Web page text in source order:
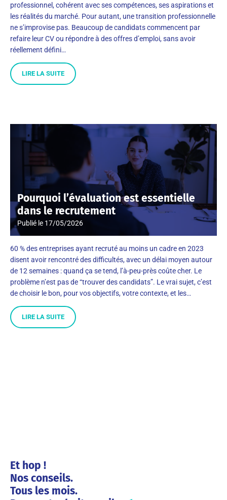
professionnel, cohérent avec ses compétences, ses aspirations et
les réalités du marché. Pour autant, une transition professionnelle
ne s’improvise pas. Beaucoup de candidats commencent par
refaire leur CV ou répondre à des offres d’emploi, sans avoir
réellement défini…
LIRE LA SUITE
Pourquoi l’évaluation est essentielle
dans le recrutement
Publié le 17/05/2026
60 % des entreprises ayant recruté au moins un cadre en 2023
disent avoir rencontré des difficultés, avec un délai moyen autour
de 12 semaines : quand ça se tend, l’à-peu-près coûte cher. Le
problème n’est pas de “trouver des candidats”. Le vrai sujet, c’est
de choisir le bon, pour vos objectifs, votre contexte, et les…
LIRE LA SUITE
Et hop !
Nos conseils.
Tous les mois.